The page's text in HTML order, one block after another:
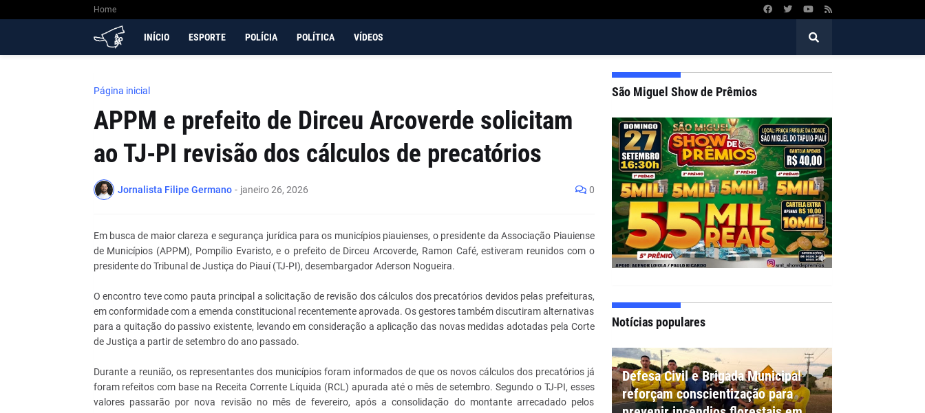
Home
INÍCIO ESPORTE POLÍCIA POLÍTICA VÍDEOS
Página inicial
APPM e prefeito de Dirceu Arcoverde solicitam
ao TJ-PI revisão dos cálculos de precatórios
Jornalista Filipe Germano - janeiro 26, 2026 0
Em busca de maior clareza e segurança jurídica para os municípios piauienses, o presidente da Associação Piauiense
de Municípios (APPM), Pompílio Evaristo, e o prefeito de Dirceu Arcoverde, Ramon Café, estiveram reunidos com o
presidente do Tribunal de Justiça do Piauí (TJ-PI), desembargador Aderson Nogueira.
O encontro teve como pauta principal a solicitação de revisão dos cálculos dos precatórios devidos pelas prefeituras,
em conformidade com a emenda constitucional recentemente aprovada. Os gestores também discutiram alternativas
para a quitação do passivo existente, levando em consideração a aplicação das novas medidas adotadas pela Corte
de Justiça a partir de setembro do ano passado.
Durante a reunião, os representantes dos municípios foram informados de que os novos cálculos dos precatórios já
foram refeitos com base na Receita Corrente Líquida (RCL) apurada até o mês de setembro. Segundo o TJ-PI, esses
valores passarão por nova revisão no mês de fevereiro, após a consolidação do montante arrecadado pelos
São Miguel Show de Prêmios
Notícias populares
Defesa Civil e Brigada Municipal
reforçam conscientização para